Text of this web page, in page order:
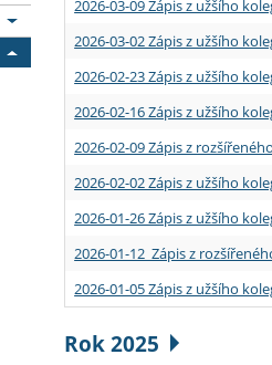
2026-03-09 Zápis z užšího
2026-03-02 Zápis z užšího
2026-02-23 Zápis z užšího
2026-02-16 Zápis z užšího
2026-02-09 Zápis z
2026-02-02 Zápis z užšího
2026-01-26 Zápis z užšího
2026-01-12 Zápis z
2026-01-05 Zápis z užšího
Rok 2025